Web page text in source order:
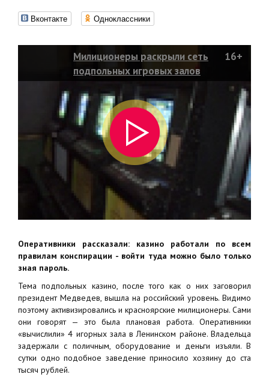
Вконтакте Одноклассники
Милиционеры раскрыли сеть
подпольных игровых залов
16+
Оперативники рассказали: казино работали по всем
правилам конспирации - войти туда можно было только
зная пароль.
Тема подпольных казино, после того как о них заговорил
президент Медведев, вышла на российский уровень. Видимо
поэтому активизировались и красноярские милиционеры. Сами
они говорят — это была плановая работа. Оперативники
«вычислили» 4 игорных зала в Ленинском районе. Владельца
задержали с поличным, оборудование и деньги изъяли. В
сутки одно подобное заведение приносило хозяину до ста
тысяч рублей.